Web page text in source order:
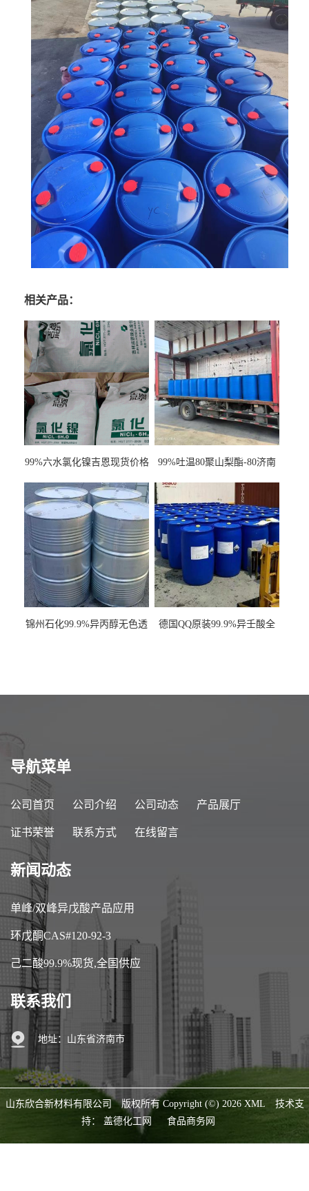
相关产品：
99%六水氯化镍吉恩现货价格
99%吐温80聚山梨酯-80济南
锦州石化99.9%异丙醇无色透
德国QQ原装99.9%异壬酸全
导航菜单
公司首页 公司介绍 公司动态 产品展厅
证书荣誉 联系方式 在线留言
新闻动态
单峰/双峰异戊酸产品应用
环戊酮CAS#120-92-3
己二酸99.9%现货,全国供应
联系我们
地址：山东省济南市
山东欣合新材料有限公司 版权所有 Copyright (©) 2026XML
技术支
持： 盖德化工网 食品商务网